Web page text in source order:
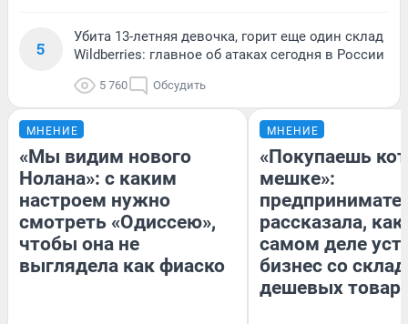
5
Убита 13-летняя девочка, горит еще один склад
Wildberries: главное об атаках сегодня в России
5 760 Обсудить
МНЕНИЕ
«Мы видим нового
Нолана»: с каким
настроем нужно
смотреть «Одиссею»,
чтобы она не
выглядела как фиаско
МНЕНИЕ
«Покупаешь
мешке»:
рассказала, как
самом деле
бизнес со
дешевых